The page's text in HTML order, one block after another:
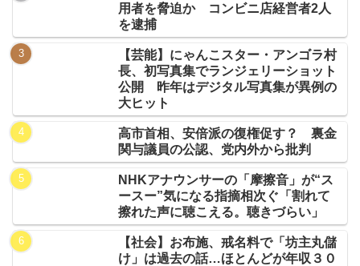
用者を脅迫か コンビニ店経営者2人
を逮捕
【芸能】にゃんこスター・アンゴラ村
長、初写真集でランジェリーショット
公開 昨年はデジタル写真集が異例の
大ヒット
高市首相、安倍派の復権促す？ 裏金
関与議員の公認、党内外から批判
NHKアナウンサーの「摩擦音」が“ス
ースー”気になる指摘相次ぐ「割れて
擦れた声に聴こえる。聴きづらい」
【社会】お布施、戒名料で「坊主丸儲
け」は過去の話…ほとんどが年収３０